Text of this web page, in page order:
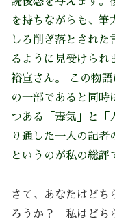
を持ちながらも、筆
しろ削ぎ落とされた
るように見受けられ
裕宣さん。 この物
の一部であると同時
つある「毒気」と「
り通した一人の記者
というのが私の総評
さて、あなたはどち
ろうか？ 私はどち